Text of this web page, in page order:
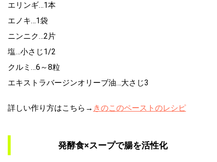
エリンギ…1本
エノキ…1袋
ニンニク…2片
塩…小さじ1/2
クルミ…6～8粒
エキストラバージンオリーブ油…大さじ3
詳しい作り方はこちら→ きのこのペーストのレシピ
発酵食×スープで腸を活性化